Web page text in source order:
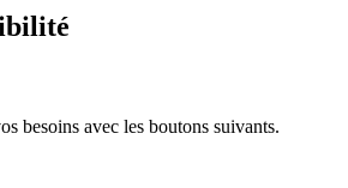
besoins avec les boutons suivants.